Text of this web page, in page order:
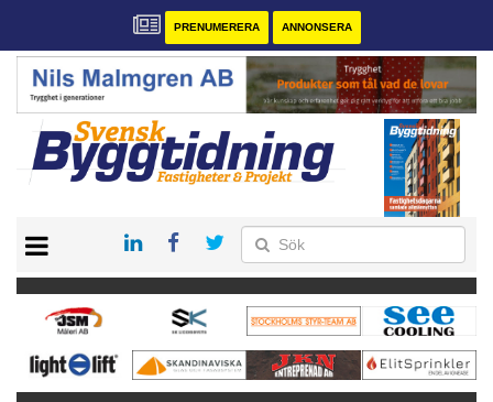
PRENUMERERA ANNONSERA
PRENUMERERA
VÅRA ANDRA MAGASIN
ANNONSERA